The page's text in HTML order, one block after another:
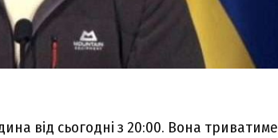
від сьогодні з 20:00. Вона триватиме